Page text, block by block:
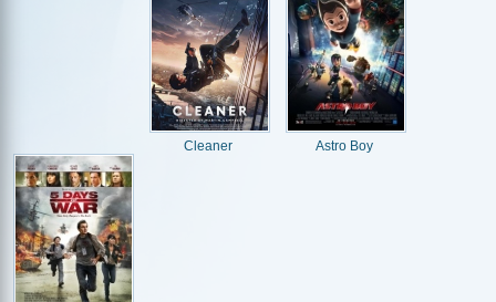
Cleaner Astro Boy